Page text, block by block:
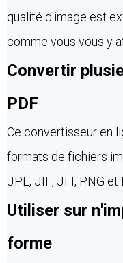
qualité d'image est
comme vous vous y
Convertir
PDF
Ce convertisseur en
formats de fichiers
JPE, JIF, JFI, PNG et
Utiliser sur
forme